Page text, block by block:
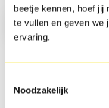
beetje kennen, hoef jij
te vullen en geven we
ervaring.
Noodzakelijk
Lees het hele
maatschappij